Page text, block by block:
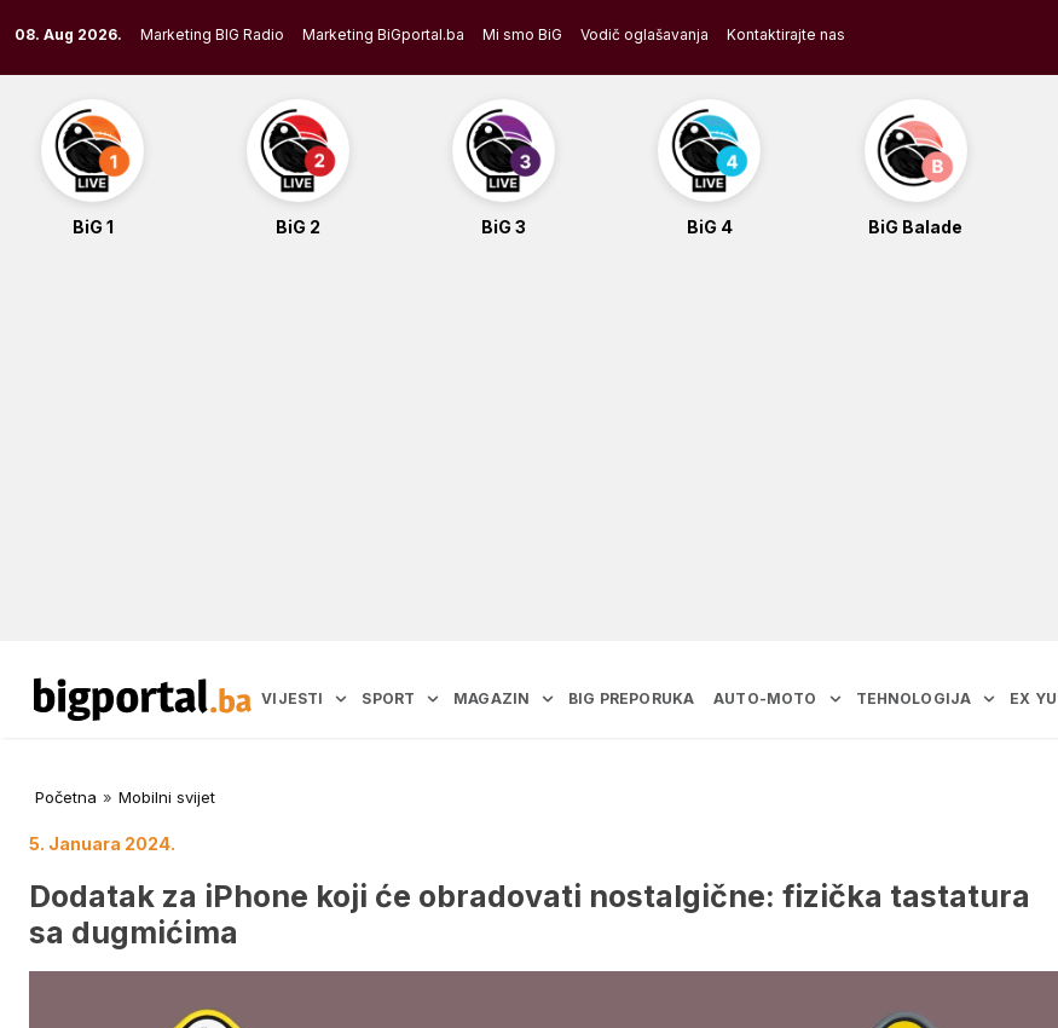
to
content
08. Aug 2026. Marketing BIG Radio Marketing BiGportal.ba Mi smo BiG Vodič oglašavanja Kontaktirajte nas
BiG 1 BiG 2 BiG 3 BiG 4 BiG Balade
VIJESTI SPORT MAGAZIN BIG PREPORUKA AUTO-MOTO TEHNOLOGIJA EX YU
Početna » Mobilni svijet
5. Januara 2024.
Dodatak za iPhone koji će obradovati nostalgične: fizička tastatura
sa dugmićima